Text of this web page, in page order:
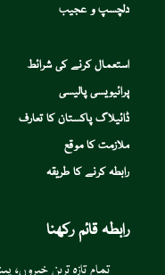
دلچسپ و عجیب
استعمال کرنے کی شرائط
پرائیویسی پالیسی
ڈائیلاگ پاکستان کا تعارف
ملازمت کا موقع
رابطہ کرنے کا طریقہ
رابطہ قائم رکھنا
تمام تازہ ترین